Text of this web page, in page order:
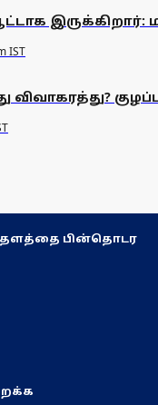
இருக்கிறார்:
IST
விவாகரத்து?
பின்தொடர